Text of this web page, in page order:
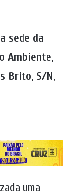
sede da
Ambiente,
Brito, S/N,
uma